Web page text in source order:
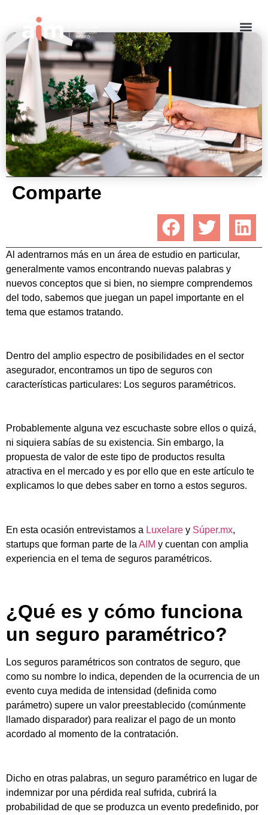
¿Qué son los seguros paramétricos?
septiembre 6, 2021
Comparte
Al adentrarnos más en un área de estudio en particular,
generalmente vamos encontrando nuevas palabras y
nuevos conceptos que si bien, no siempre comprendemos
del todo, sabemos que juegan un papel importante en el
tema que estamos tratando.
Dentro del amplio espectro de posibilidades en el sector
asegurador, encontramos un tipo de seguros con
características particulares: Los seguros paramétricos.
Probablemente alguna vez escuchaste sobre ellos o quizá,
ni siquiera sabías de su existencia. Sin embargo, la
propuesta de valor de este tipo de productos resulta
atractiva en el mercado y es por ello que en este artículo te
explicamos lo que debes saber en torno a estos seguros.
En esta ocasión entrevistamos a Luxelare y Súper.mx,
startups que forman parte de la AIM y cuentan con amplia
experiencia en el tema de seguros paramétricos.
¿Qué es y cómo funciona
un seguro paramétrico?
Los seguros paramétricos son contratos de seguro, que
como su nombre lo indica, dependen de la ocurrencia de un
evento cuya medida de intensidad (definida como
parámetro) supere un valor preestablecido (comúnmente
llamado disparador) para realizar el pago de un monto
acordado al momento de la contratación.
Dicho en otras palabras, un seguro paramétrico en lugar de
indemnizar por una pérdida real sufrida, cubrirá la
probabilidad de que se produzca un evento predefinido, por